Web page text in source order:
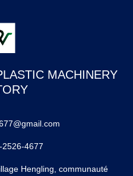
MACHINERY
2526-4677
Hengling, communauté